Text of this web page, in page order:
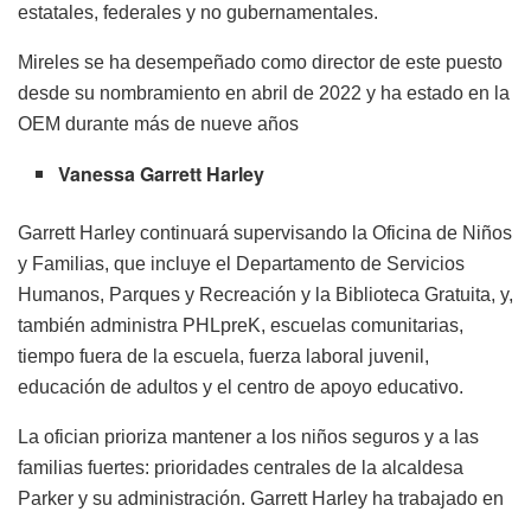
estatales, federales y no gubernamentales.
Mireles se ha desempeñado como director de este puesto
desde su nombramiento en abril de 2022 y ha estado en la
OEM durante más de nueve años
Vanessa Garrett Harley
Garrett Harley continuará supervisando la Oficina de Niños
y Familias, que incluye el Departamento de Servicios
Humanos, Parques y Recreación y la Biblioteca Gratuita, y,
también administra PHLpreK, escuelas comunitarias,
tiempo fuera de la escuela, fuerza laboral juvenil,
educación de adultos y el centro de apoyo educativo.
La ofician prioriza mantener a los niños seguros y a las
familias fuertes: prioridades centrales de la alcaldesa
Parker y su administración. Garrett Harley ha trabajado en